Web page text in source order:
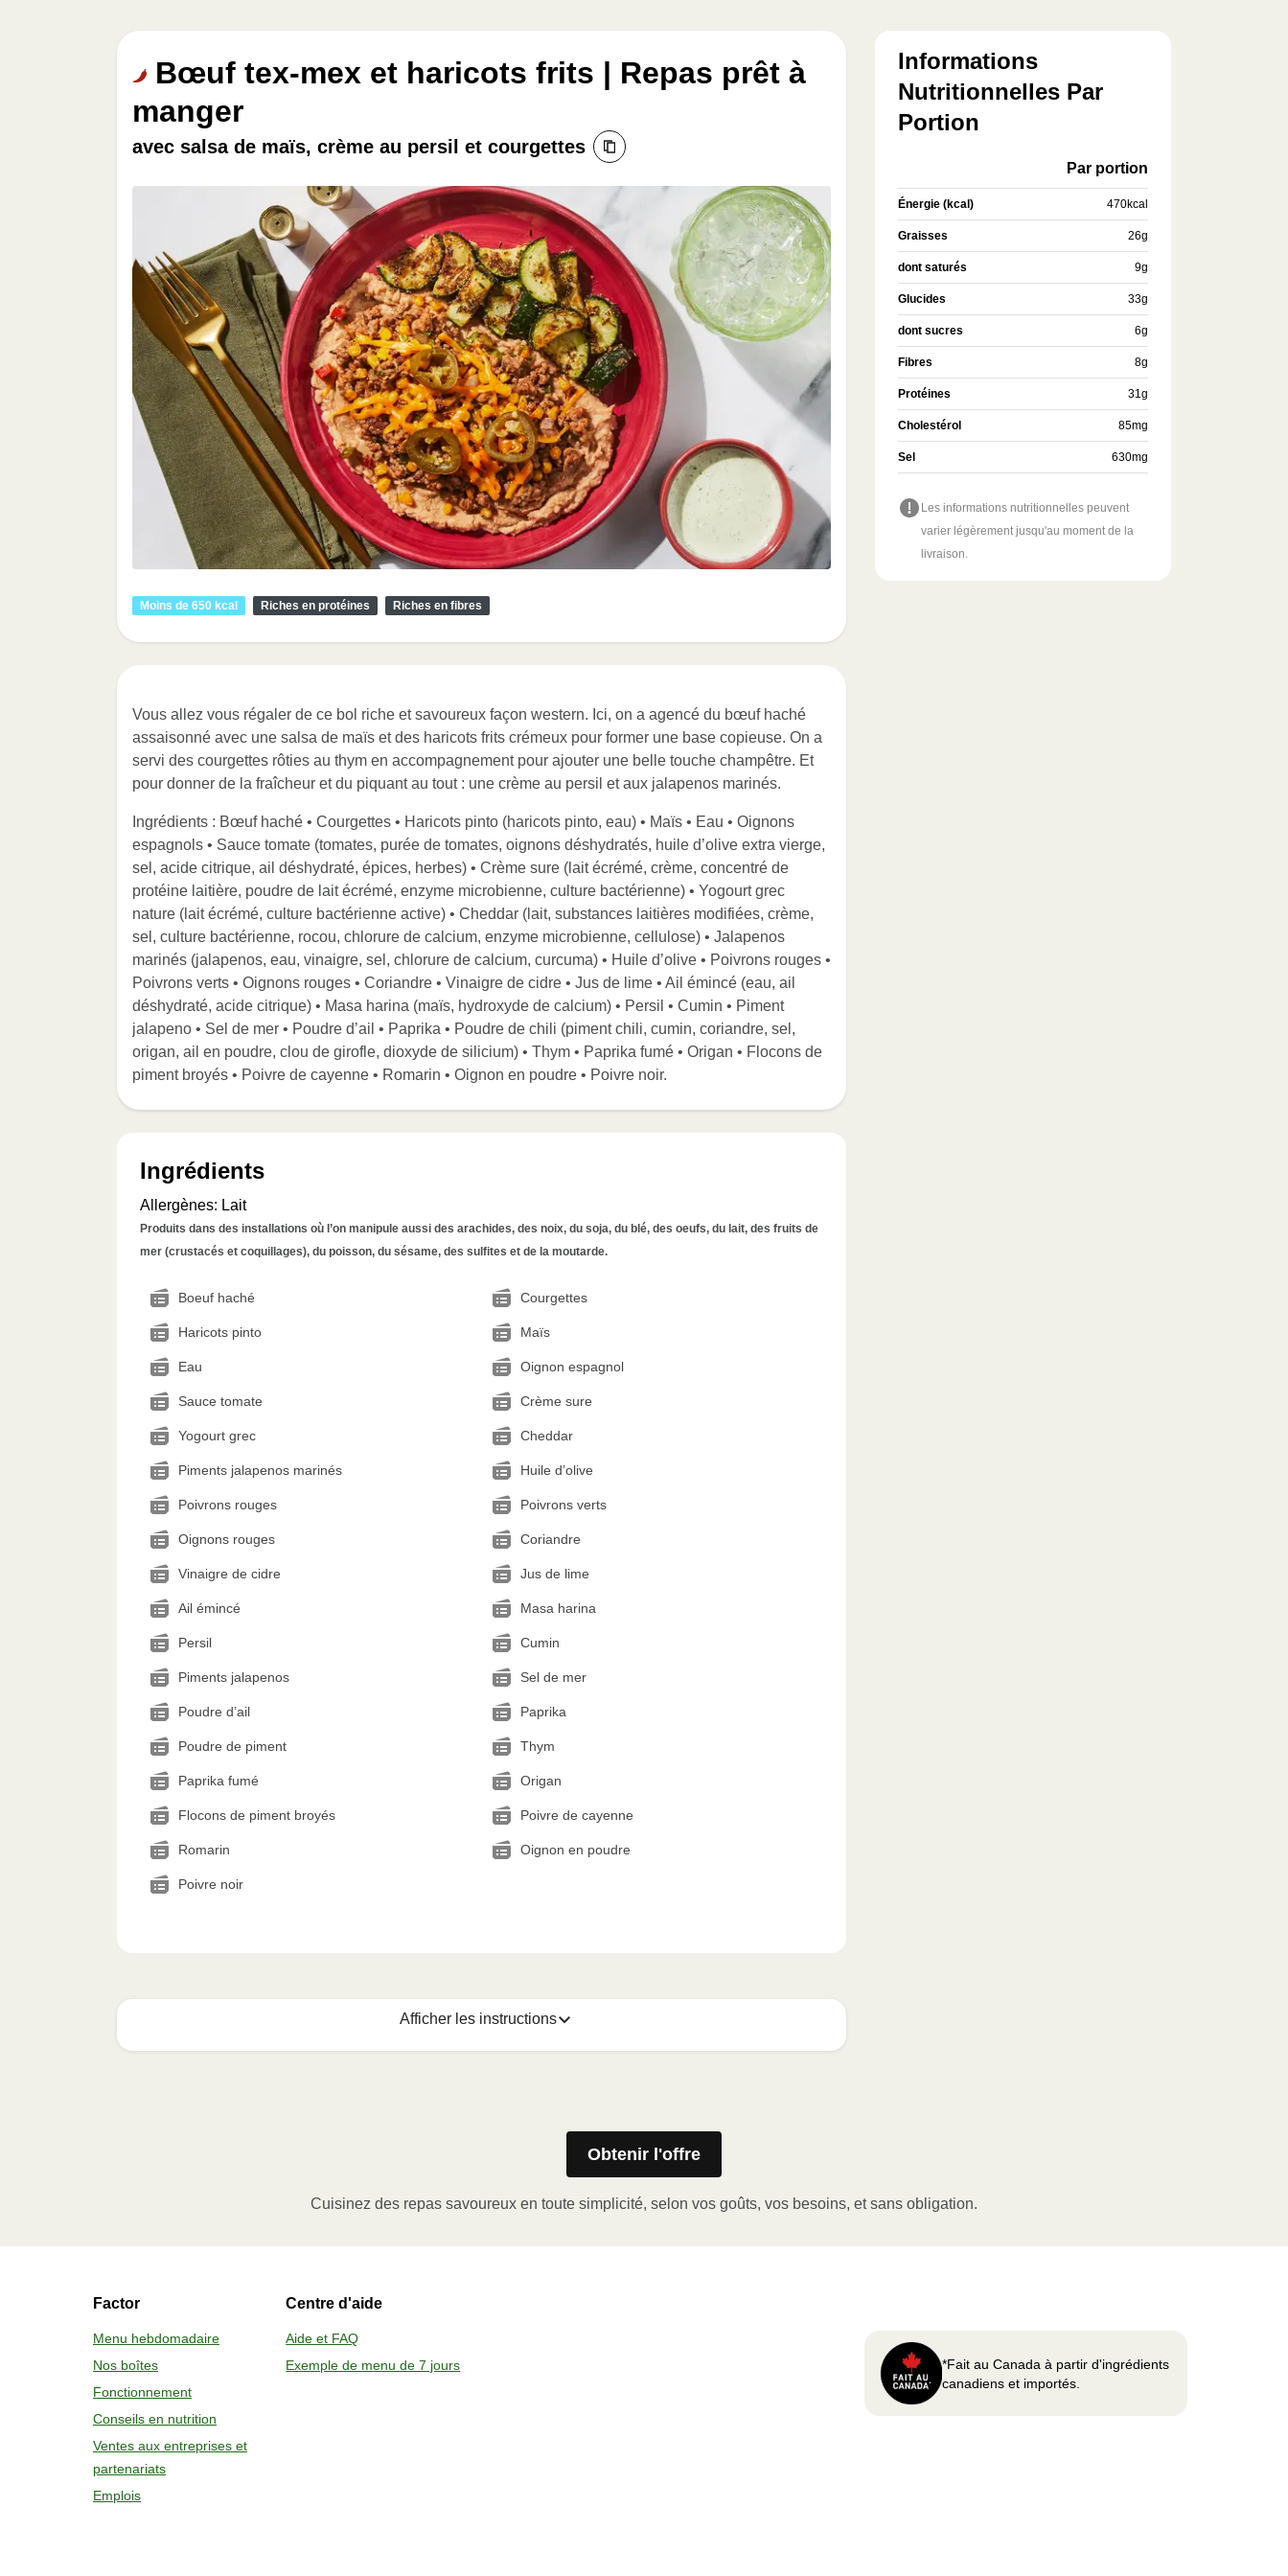
Bœuf tex-mex et haricots frits | Repas prêt à
manger
avec salsa de maïs, crème au persil et courgettes
Moins de 650 kcal Riches en protéines Riches en fibres
Vous allez vous régaler de ce bol riche et savoureux façon western. Ici, on a agencé du bœuf haché
assaisonné avec une salsa de maïs et des haricots frits crémeux pour former une base copieuse. On a
servi des courgettes rôties au thym en accompagnement pour ajouter une belle touche champêtre. Et
pour donner de la fraîcheur et du piquant au tout : une crème au persil et aux jalapenos marinés.
Ingrédients : Bœuf haché • Courgettes • Haricots pinto (haricots pinto, eau) • Maïs • Eau • Oignons
espagnols • Sauce tomate (tomates, purée de tomates, oignons déshydratés, huile d’olive extra vierge,
sel, acide citrique, ail déshydraté, épices, herbes) • Crème sure (lait écrémé, crème, concentré de
protéine laitière, poudre de lait écrémé, enzyme microbienne, culture bactérienne) • Yogourt grec
nature (lait écrémé, culture bactérienne active) • Cheddar (lait, substances laitières modifiées, crème,
sel, culture bactérienne, rocou, chlorure de calcium, enzyme microbienne, cellulose) • Jalapenos
marinés (jalapenos, eau, vinaigre, sel, chlorure de calcium, curcuma) • Huile d’olive • Poivrons rouges •
Poivrons verts • Oignons rouges • Coriandre • Vinaigre de cidre • Jus de lime • Ail émincé (eau, ail
déshydraté, acide citrique) • Masa harina (maïs, hydroxyde de calcium) • Persil • Cumin • Piment
jalapeno • Sel de mer • Poudre d’ail • Paprika • Poudre de chili (piment chili, cumin, coriandre, sel,
origan, ail en poudre, clou de girofle, dioxyde de silicium) • Thym • Paprika fumé • Origan • Flocons de
piment broyés • Poivre de cayenne • Romarin • Oignon en poudre • Poivre noir.
Ingrédients
Allergènes: Lait
Produits dans des installations où l’on manipule aussi des arachides, des noix, du soja, du blé, des oeufs, du lait, des fruits de
mer (crustacés et coquillages), du poisson, du sésame, des sulfites et de la moutarde.
Boeuf haché Courgettes
Haricots pinto Maïs
Eau Oignon espagnol
Sauce tomate Crème sure
Yogourt grec Cheddar
Piments jalapenos marinés Huile d’olive
Poivrons rouges Poivrons verts
Oignons rouges Coriandre
Vinaigre de cidre Jus de lime
Ail émincé Masa harina
Persil Cumin
Piments jalapenos Sel de mer
Poudre d’ail Paprika
Poudre de piment Thym
Paprika fumé Origan
Flocons de piment broyés Poivre de cayenne
Romarin Oignon en poudre
Poivre noir
Afficher les instructions
Voici quoi faire :
Ôter le manchon de carton, puis soulever le coin de la pellicule de plastique et retirer le gobelet
à portion (le cas échéant) ou percer la pellicule de plastique.
FOUR
Préchauffer le four à 375 °F (190 °C).
Placer sur une plaque de cuisson et faire chauffer pendant 10-15 minutes.
Sortir le contenant avec soin, laisser reposer et servir. Bon appétit!
Informations
Nutritionnelles Par
Portion
Par portion
Énergie (kcal) 470kcal
Graisses 26g
dont saturés 9g
Glucides 33g
dont sucres 6g
Fibres 8g
Protéines 31g
Cholestérol 85mg
Sel 630mg
Les informations nutritionnelles peuvent
varier légèrement jusqu'au moment de la
livraison.
Obtenir l'offre
Cuisinez des repas savoureux en toute simplicité, selon vos goûts, vos besoins, et sans obligation.
Factor
Menu hebdomadaire
Nos boîtes
Fonctionnement
Conseils en nutrition
Ventes aux entreprises et
partenariats
Emplois
Centre d'aide
Aide et FAQ
Exemple de menu de 7 jours
*Fait au Canada à partir d'ingrédients
canadiens et importés.